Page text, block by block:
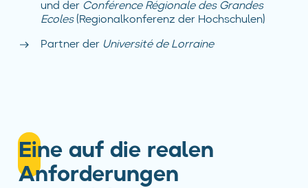
und der Conférence Régionale des Grandes
Ecoles(Regionalkonferenz der Hochschulen)
Partner der Université de Lorraine
Eine auf die realen
Anforderungen